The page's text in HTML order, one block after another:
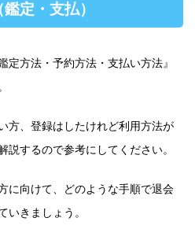
定・支払）
定方法・予約方法・支払い方法』
方、登録はしたけれど利用方法が
説するので参考にしてください。
に向けて、どのような手順で退会
いきましょう。